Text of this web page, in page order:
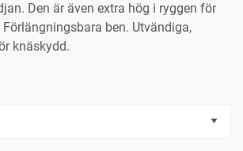
Den är även extra hög i ryggen för
ben. Utvändiga,
knäskydd.